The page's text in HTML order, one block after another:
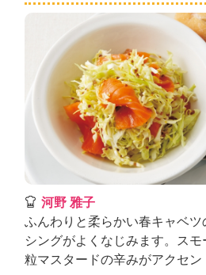
ん
な
き
ょ
う
の
料
理
」
河野 雅子
ふんわりと柔らかい春キャベ
シングがよくなじみます。ス
粒マスタードの辛みがアクセン